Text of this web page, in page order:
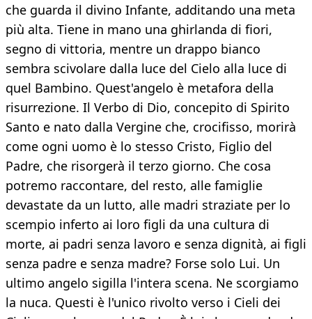
che guarda il divino Infante, additando una meta
più alta. Tiene in mano una ghirlanda di fiori,
segno di vittoria, mentre un drappo bianco
sembra scivolare dalla luce del Cielo alla luce di
quel Bambino. Quest'angelo è metafora della
risurrezione. Il Verbo di Dio, concepito di Spirito
Santo e nato dalla Vergine che, crocifisso, morirà
come ogni uomo è lo stesso Cristo, Figlio del
Padre, che risorgerà il terzo giorno. Che cosa
potremo raccontare, del resto, alle famiglie
devastate da un lutto, alle madri straziate per lo
scempio inferto ai loro figli da una cultura di
morte, ai padri senza lavoro e senza dignità, ai figli
senza padre e senza madre? Forse solo Lui. Un
ultimo angelo sigilla l'intera scena. Ne scorgiamo
la nuca. Questi è l'unico rivolto verso i Cieli dei